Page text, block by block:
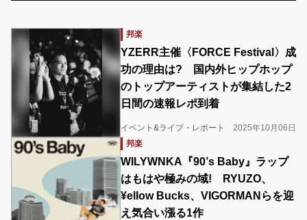
邦楽
YZERR主催〈FORCE Festival〉成
功の理由は? 国内外ヒップホップ
のトップアーティストが集結した2
日間の速報レポ到着
イベント&ライブ・レポート
2025年10月06日
邦楽
WILYWNKA『90’s Baby』ラップ
はもはや極みの域! RYUZO、
¥ellow Bucks、VIGORMANらを迎
え気合い漲る1作